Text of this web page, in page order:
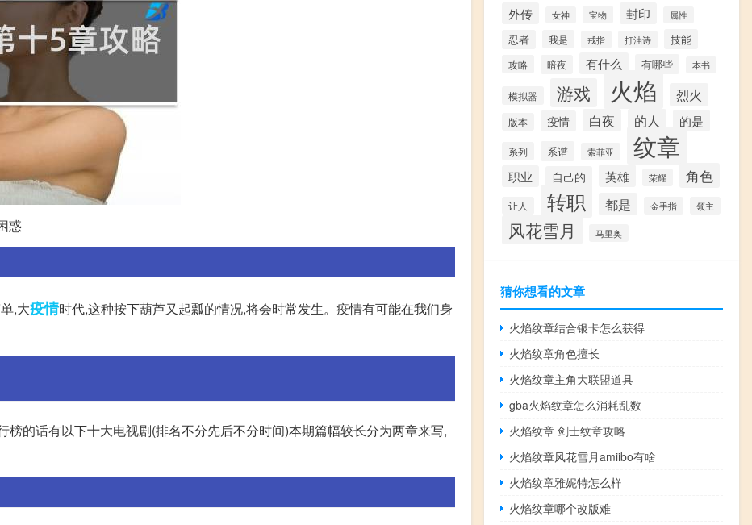
惑
,大疫情时代,这种按下葫芦又起瓢的情况,将会时常发生。疫情有可能在我们身
的话有以下十大电视剧(排名不分先后不分时间)本期篇幅较长分为两章来写,
外传 女神 宝物 封印 属性
忍者 我是 戒指 打油诗 技能
攻略 暗夜 有什么 有哪些 本书
模拟器 游戏 火焰 烈火
版本 疫情 白夜 的人 的是
系列 系谱 索菲亚 纹章
职业 自己的 英雄 荣耀 角色
让人 转职 都是 金手指 领主
风花雪月 马里奥
猜你想看的文章
火焰纹章结合银卡怎么获得
火焰纹章角色擅长
火焰纹章主角大联盟道具
gba火焰纹章怎么消耗乱数
火焰纹章 剑士纹章攻略
火焰纹章风花雪月amiibo有啥
火焰纹章雅妮特怎么样
火焰纹章哪个改版难